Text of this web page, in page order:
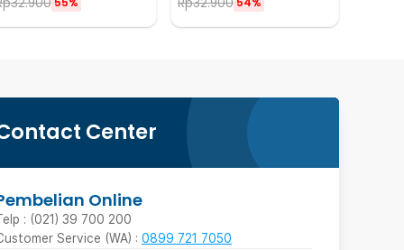
Center
Online
: (021) 39 700 200
Service (WA) : 0899 721 7050